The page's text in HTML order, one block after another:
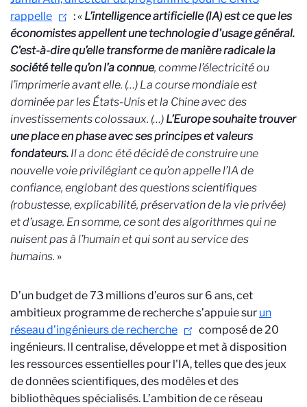
rappelle
: « L’intelligence artificielle (IA) est ce que les
économistes appellent une technologie d'usage général.
C'est-à-dire qu’elle transforme de manière radicale la
société telle qu’on l’a connue, comme l’électricité ou
l’imprimerie avant elle. (…) La course mondiale est
dominée par les États-Unis et la Chine avec des
investissements colossaux. (…) L’Europe souhaite trouver
une place en phase avec ses principes et valeurs
fondateurs. Il a donc été décidé de construire une
nouvelle voie privilégiant ce qu’on appelle l’IA de
confiance, englobant des questions scientifiques
(robustesse, explicabilité, préservation de la vie privée)
et d’usage. En somme, ce sont des algorithmes qui ne
nuisent pas à l’humain et qui sont au service des
humains. »
D’un budget de 73 millions d’euros sur 6 ans, cet
ambitieux programme de recherche s’appuie sur un
réseau d’ingénieurs de recherche
composé de 20
ingénieurs. Il centralise, développe et met à disposition
les ressources essentielles pour l'IA, telles que des jeux
de données scientifiques, des modèles et des
bibliothèques spécialisés. L’ambition de ce réseau